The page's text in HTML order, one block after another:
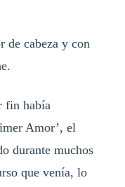
de cabeza y con
fin había
Amor’, el
durante muchos
que venía, lo